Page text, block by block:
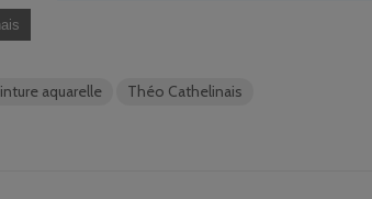
aquarelle Théo Cathelinais